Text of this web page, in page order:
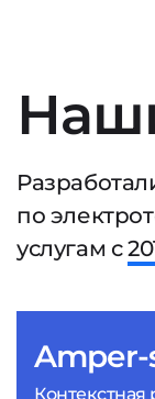
по
услугам с